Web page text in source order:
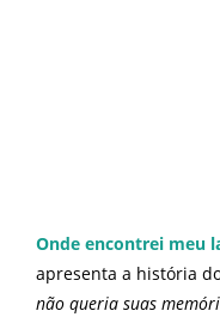
Onde encontrei meu
apresenta a história
não queria suas